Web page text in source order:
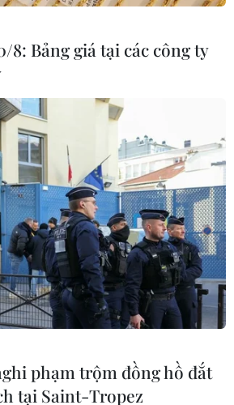
8: Bảng giá tại các công ty
phạm trộm đồng hồ đắt
tại Saint-Tropez